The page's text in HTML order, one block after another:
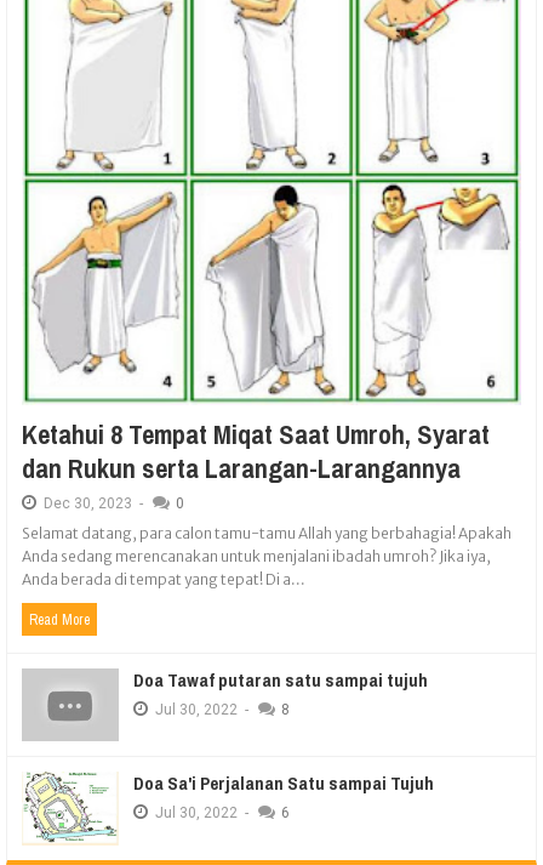
Ketahui 8 Tempat Miqat Saat Umroh, Syarat
dan Rukun serta Larangan-Larangannya
Dec 30, 2023 - 0
Selamat datang, para calon tamu-tamu Allah yang berbahagia! Apakah
Anda sedang merencanakan untuk menjalani ibadah umroh? Jika iya,
Anda berada di tempat yang tepat! Di a...
Read More
Doa Tawaf putaran satu sampai tujuh
Jul 30, 2022 - 8
Doa Sa'i Perjalanan Satu sampai Tujuh
Jul 30, 2022 - 6